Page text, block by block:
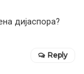
дијаспора?
Reply